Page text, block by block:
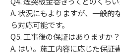
A. 状況にもよりますが、一般的
ら対応可能です。
Q5. 工事後の保証はありますか？
A. はい。施工内容に応じた保証